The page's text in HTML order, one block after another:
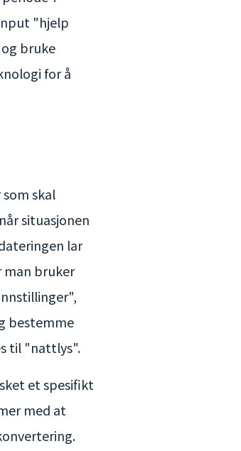
"hjelp
bruke
for å
skal
situasjonen
lar
man bruker
bestemme
til "nattlys".
et spesifikt
med at